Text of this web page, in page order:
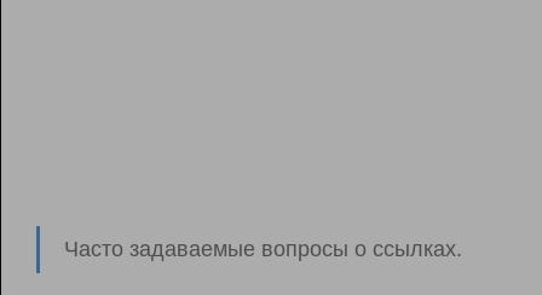
Часто задаваемые вопросы о ссылках.